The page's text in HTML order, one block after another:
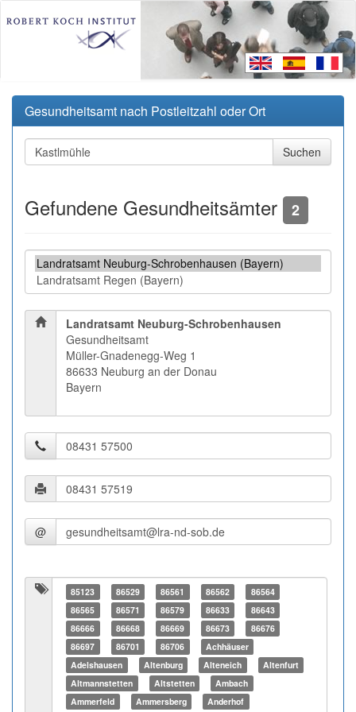
Gesundheitsamt nach Postleitzahl oder Ort
Gefundene Gesundheitsämter 2
Landratsamt Neuburg-Schrobenhausen
Gesundheitsamt
Müller-Gnadenegg-Weg 1
86633 Neuburg an der Donau
Bayern
@
85123 86529 86561 86562
86564
86565
86571 86579 86633
86643
86666
86668 86669 86673
86676
86697
86701 86706
Achhäuser
Adelshausen
Altenburg Alteneich
Altenfurt
Altmannstetten
Altstetten
Ambach
Ammerfeld
Ammersberg Anderhof